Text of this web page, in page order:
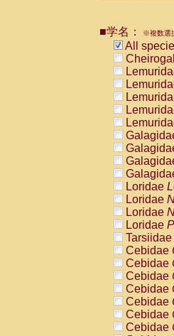
Cebidae
Cebidae
Cebidae
Cebidae
Atelidae
Atelidae
Atelidae
Atelidae
Atelidae
Atelidae
Atelidae
Atelidae
Atelidae
Atelidae
■学名： ※複数選
All
Loridae
Loridae
Loridae
Loridae
Tarsiidae
Cebidae
Cebidae
Cebidae
Cebidae
Cebidae
Cebidae
Cebidae